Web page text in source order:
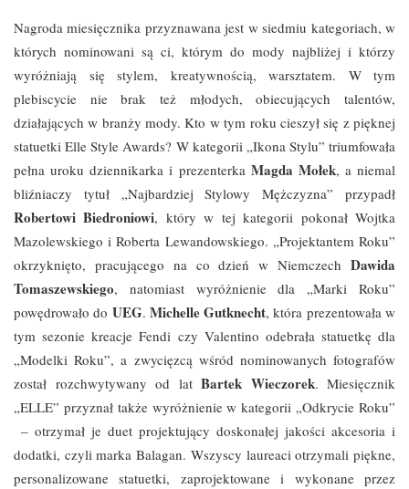
Nagroda miesięcznika przyznawana jest w siedmiu kategoriach, w
których nominowani są ci, którym do mody najbliżej i którzy
wyróżniają się stylem, kreatywnością, warsztatem. W tym
plebiscycie nie brak też młodych, obiecujących talentów,
działających w branży mody. Kto w tym roku cieszył się z pięknej
statuetki Elle Style Awards? W kategorii „Ikona Stylu” triumfowała
pełna uroku dziennikarka i prezenterka Magda Mołek, a niemal
bliźniaczy tytuł „Najbardziej Stylowy Mężczyzna” przypadł
Robertowi Biedroniowi, który w tej kategorii pokonał Wojtka
Mazolewskiego i Roberta Lewandowskiego. „Projektantem Roku”
okrzyknięto, pracującego na co dzień w Niemczech Dawida
Tomaszewskiego, natomiast wyróżnienie dla „Marki Roku”
powędrowało do UEG. Michelle Gutknecht, która prezentowała w
tym sezonie kreacje Fendi czy Valentino odebrała statuetkę dla
„Modelki Roku”, a zwycięzcą wśród nominowanych fotografów
został rozchwytywany od lat Bartek Wieczorek. Miesięcznik
„ELLE” przyznał także wyróżnienie w kategorii „Odkrycie Roku”
– otrzymał je duet projektujący doskonałej jakości akcesoria i
dodatki, czyli marka Balagan. Wszyscy laureaci otrzymali piękne,
personalizowane statuetki, zaprojektowane i wykonane przez